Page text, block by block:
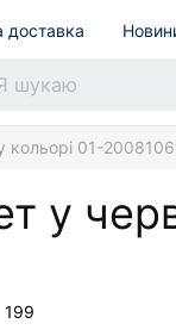
доставка
кольорі 01-
у
199